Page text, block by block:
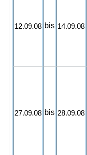
12.09.08 bis 14.09.08
27.09.08 bis 28.09.08